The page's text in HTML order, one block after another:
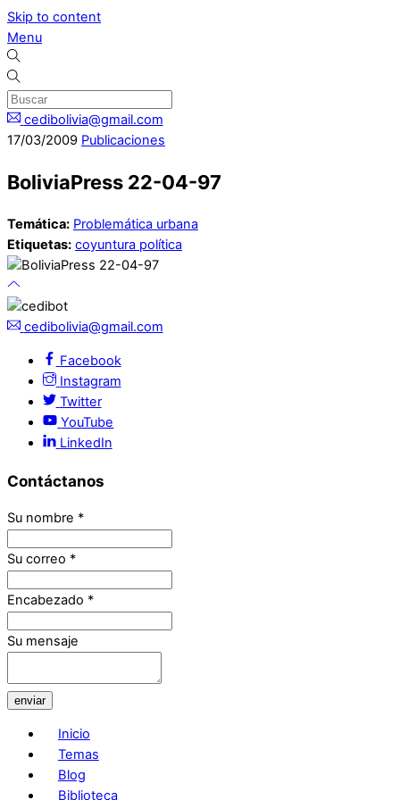
Skip to content
Menu
cedibolivia@gmail.com
17/03/2009 Publicaciones
BoliviaPress 22-04-97
Temática: Problemática urbana
Etiquetas: coyuntura política
cedibolivia@gmail.com
Facebook
Instagram
Twitter
YouTube
LinkedIn
Contáctanos
Su nombre *
Su correo *
Encabezado *
Su mensaje
enviar
Inicio
Temas
Blog
Biblioteca